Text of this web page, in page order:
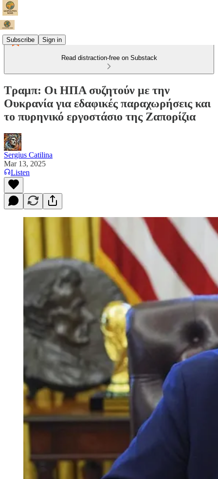
Subscribe Sign in
Read distraction-free on Substack
Τραμπ: Οι ΗΠΑ συζητούν με την
Ουκρανία για εδαφικές παραχωρήσεις και
το πυρηνικό εργοστάσιο της Ζαπορίζια
Sergius Catilina
Mar 13, 2025
Listen